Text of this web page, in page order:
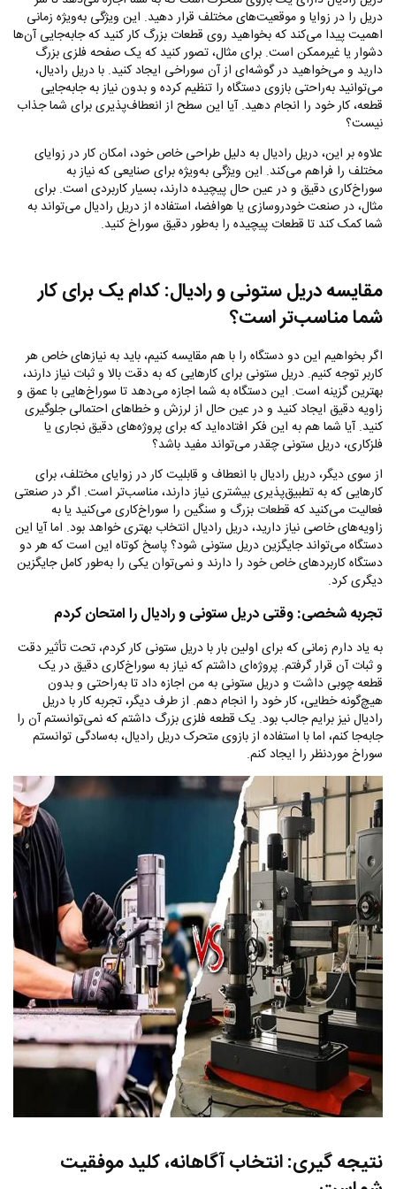
دریل را در زوایا و موقعیت‌های مختلف قرار دهید. این ویژگی به‌ویژه زمانی
اهمیت پیدا می‌کند که بخواهید روی قطعات بزرگ کار کنید که جابه‌جایی آن‌ها
دشوار یا غیرممکن است. برای مثال، تصور کنید که یک صفحه فلزی بزرگ
دارید و می‌خواهید در گوشه‌ای از آن سوراخی ایجاد کنید. با دریل رادیال،
می‌توانید به‌راحتی بازوی دستگاه را تنظیم کرده و بدون نیاز به جابه‌جایی
قطعه، کار خود را انجام دهید. آیا این سطح از انعطاف‌پذیری برای شما جذاب
نیست؟
علاوه بر این، دریل رادیال به دلیل طراحی خاص خود، امکان کار در زوایای
مختلف را فراهم می‌کند. این ویژگی به‌ویژه برای صنایعی که نیاز به
سوراخ‌کاری دقیق و در عین حال پیچیده دارند، بسیار کاربردی است. برای
مثال، در صنعت خودروسازی یا هوافضا، استفاده از دریل رادیال می‌تواند به
شما کمک کند تا قطعات پیچیده را به‌طور دقیق سوراخ کنید.
مقایسه دریل ستونی و رادیال: کدام یک برای کار
شما مناسب‌تر است؟
اگر بخواهیم این دو دستگاه را با هم مقایسه کنیم، باید به نیازهای خاص هر
کاربر توجه کنیم. دریل ستونی برای کارهایی که به دقت بالا و ثبات نیاز دارند،
بهترین گزینه است. این دستگاه به شما اجازه می‌دهد تا سوراخ‌هایی با عمق و
زاویه دقیق ایجاد کنید و در عین حال از لرزش و خطاهای احتمالی جلوگیری
کنید. آیا شما هم به این فکر افتاده‌اید که برای پروژه‌های دقیق نجاری یا
فلزکاری، دریل ستونی چقدر می‌تواند مفید باشد؟
از سوی دیگر، دریل رادیال با انعطاف و قابلیت کار در زوایای مختلف، برای
کارهایی که به تطبیق‌پذیری بیشتری نیاز دارند، مناسب‌تر است. اگر در صنعتی
فعالیت می‌کنید که قطعات بزرگ و سنگین را سوراخ‌کاری می‌کنید یا به
زاویه‌های خاصی نیاز دارید، دریل رادیال انتخاب بهتری خواهد بود. اما آیا این
دستگاه می‌تواند جایگزین دریل ستونی شود؟ پاسخ کوتاه این است که هر دو
دستگاه کاربردهای خاص خود را دارند و نمی‌توان یکی را به‌طور کامل جایگزین
دیگری کرد.
تجربه شخصی: وقتی دریل ستونی و رادیال را امتحان کردم
به یاد دارم زمانی که برای اولین بار با دریل ستونی کار کردم، تحت تأثیر دقت
و ثبات آن قرار گرفتم. پروژه‌ای داشتم که نیاز به سوراخ‌کاری دقیق در یک
قطعه چوبی داشت و دریل ستونی به من اجازه داد تا به‌راحتی و بدون
هیچ‌گونه خطایی، کار خود را انجام دهم. از طرف دیگر، تجربه کار با دریل
رادیال نیز برایم جالب بود. یک قطعه فلزی بزرگ داشتم که نمی‌توانستم آن را
جابه‌جا کنم، اما با استفاده از بازوی متحرک دریل رادیال، به‌سادگی توانستم
سوراخ موردنظر را ایجاد کنم.
نتیجه‌ گیری: انتخاب آگاهانه، کلید موفقیت